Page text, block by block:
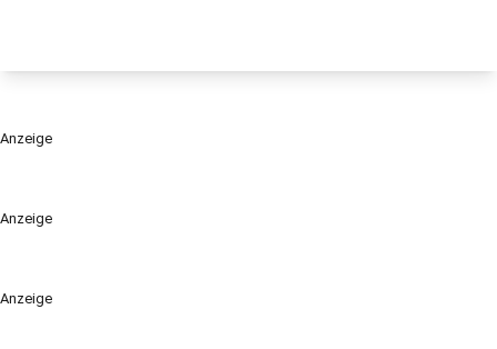
Anzeige
Anzeige
Anzeige